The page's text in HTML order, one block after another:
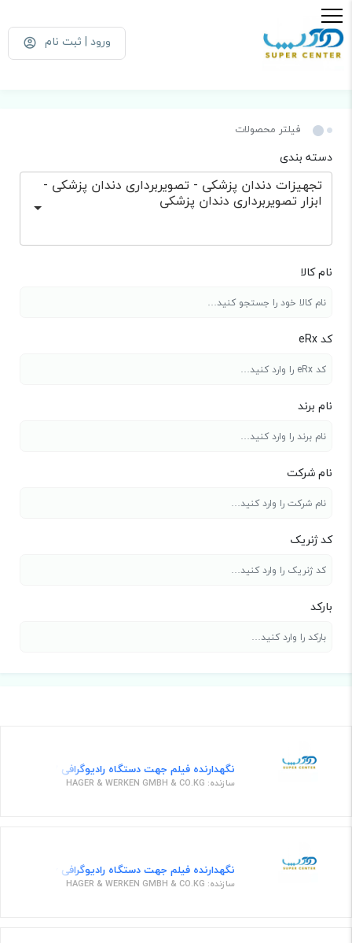
ورود | ثبت نام
فیلتر محصولات
دسته بندی
تجهیزات دندان پزشکی - تصویربرداری دندان پزشکی -
ابزار تصویربرداری دندان پزشکی
نام کالا
کد eRx
نام برند
نام شرکت
کد ژنریک
بارکد
نگهدارنده فیلم جهت دستگاه رادیوگرافی 656327 ارت نامبر
سازنده: HAGER & WERKEN GMBH & CO.KG
نگهدارنده فیلم جهت دستگاه رادیوگرافی 631096 ارت نامبر
سازنده: HAGER & WERKEN GMBH & CO.KG